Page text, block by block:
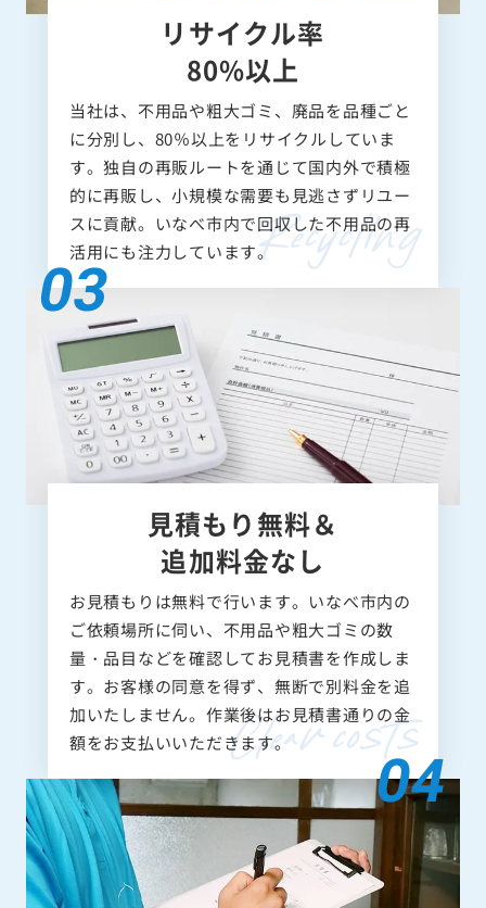
リサイクル率
80%以上
当社は、不用品や粗大ゴミ、廃品を品種ごと
に分別し、80％以上をリサイクルしていま
す。独自の再販ルートを通じて国内外で積極
的に再販し、小規模な需要も見逃さずリユー
スに貢献。いなべ市内で回収した不用品の再
活用にも注力しています。
見積もり無料＆
追加料金なし
お見積もりは無料で行います。いなべ市内の
ご依頼場所に伺い、不用品や粗大ゴミの数
量・品目などを確認してお見積書を作成しま
す。お客様の同意を得ず、無断で別料金を追
加いたしません。作業後はお見積書通りの金
額をお支払いいただきます。